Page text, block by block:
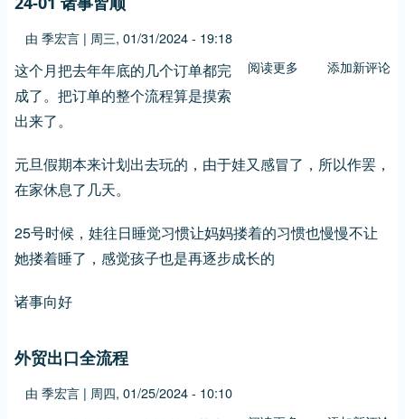
由 季宏言 | 周三, 01/31/2024 - 19:18
阅读更多
诸
顺
添加新评论
这个月把去年年底的几个订单都完
成了。把订单的整个流程算是摸索
出来了。
元旦假期本来计划出去玩的，由于娃又感冒了，所以作罢，
在家休息了几天。
25号时候，娃往日睡觉习惯让妈妈搂着的习惯也慢慢不让
她搂着睡了，感觉孩子也是再逐步成长的
诸事向好
外贸出口全流程
由 季宏言 | 周四, 01/25/2024 - 10:10